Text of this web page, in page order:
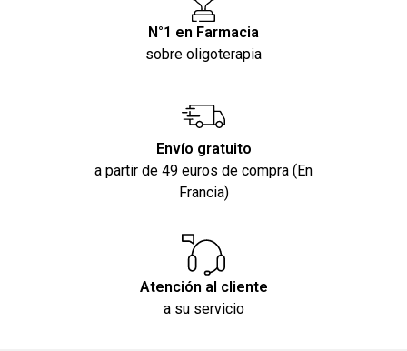
N°1 en Farmacia
sobre oligoterapia
Envío gratuito
a partir de 49 euros de compra (En
Francia)
Atención al cliente
a su servicio